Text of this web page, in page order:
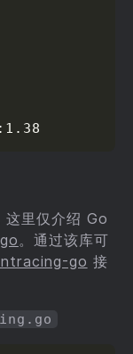
这里仅介绍 Go
。通过该库可
go 接